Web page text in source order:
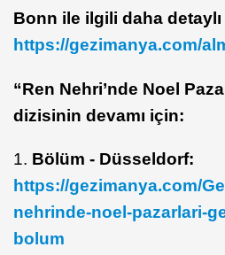
Bonn ile ilgili daha
https://gezimanya.com/
“Ren Nehri’nde Noel
dizisinin devamı için:
1. Bölüm - Düsseldorf:
https://gezimanya.com/
nehrinde-noel-pazarlari-
bolum